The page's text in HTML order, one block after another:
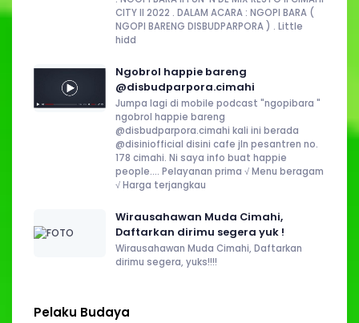
CITY II 2022 . DALAM ACARA : NGOPI BARA (
NGOPI BARENG DISBUDPARPORA ) . Little
hidd
Ngobrol happie bareng
@disbudparpora.cimahi
Jumpa lagi di mobile podcast "ngopibara "
ngobrol happie bareng
@disbudparpora.cimahi kali ini berada
@disiniofficial disini cafe jln pesantren no.
178 cimahi. Ni saya info buat happie
people.... Pelayanan prima √ Menu beragam
√ Harga terjangkau
Wirausahawan Muda Cimahi,
Daftarkan dirimu segera yuk !
Wirausahawan Muda Cimahi, Daftarkan
dirimu segera, yuks!!!!
Pelaku Budaya